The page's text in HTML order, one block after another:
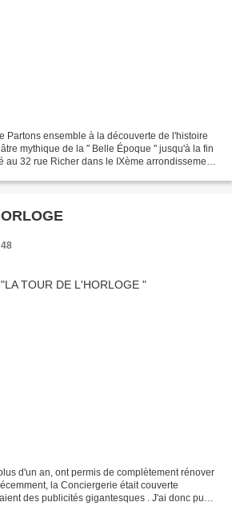
Partons ensemble à la découverte de l'histoire
mythique de la " Belle Époque " jusqu'à la fin
au 32 rue Richer dans le IXème arrondissement .
d'un an, ont permis de complètement rénover
la Conciergerie était couverte
des publicités gigantesques . J'ai donc pu